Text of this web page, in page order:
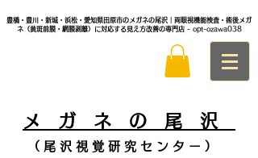
豊橋・豊川・新城・浜松・愛知県田原市のメガネの尾沢｜両眼視機能検査・術後メガ
ネ（黄斑前膜・網膜剥離）に対応する見え方改善の専門店 - opt-ozawa038
メ ガ ネ の 尾 沢
（ 尾 沢 視 覚 研 究 セ ン タ ー ）